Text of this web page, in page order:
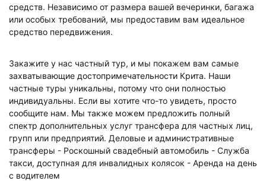
средств. Независимо от размера вашей вечеринки, багажа
или особых требований, мы предоставим вам идеальное
средство передвижения.
Закажите у нас частный тур, и мы покажем вам самые
захватывающие достопримечательности Крита. Наши
частные туры уникальны, потому что они полностью
индивидуальны. Если вы хотите что-то увидеть, просто
сообщите нам. Мы также можем предложить полный
спектр дополнительных услуг трансфера для частных лиц,
групп или предприятий. Деловые и административные
трансферы - Роскошный свадебный автомобиль - Служба
такси, доступная для инвалидных колясок - Аренда на день
с водителем